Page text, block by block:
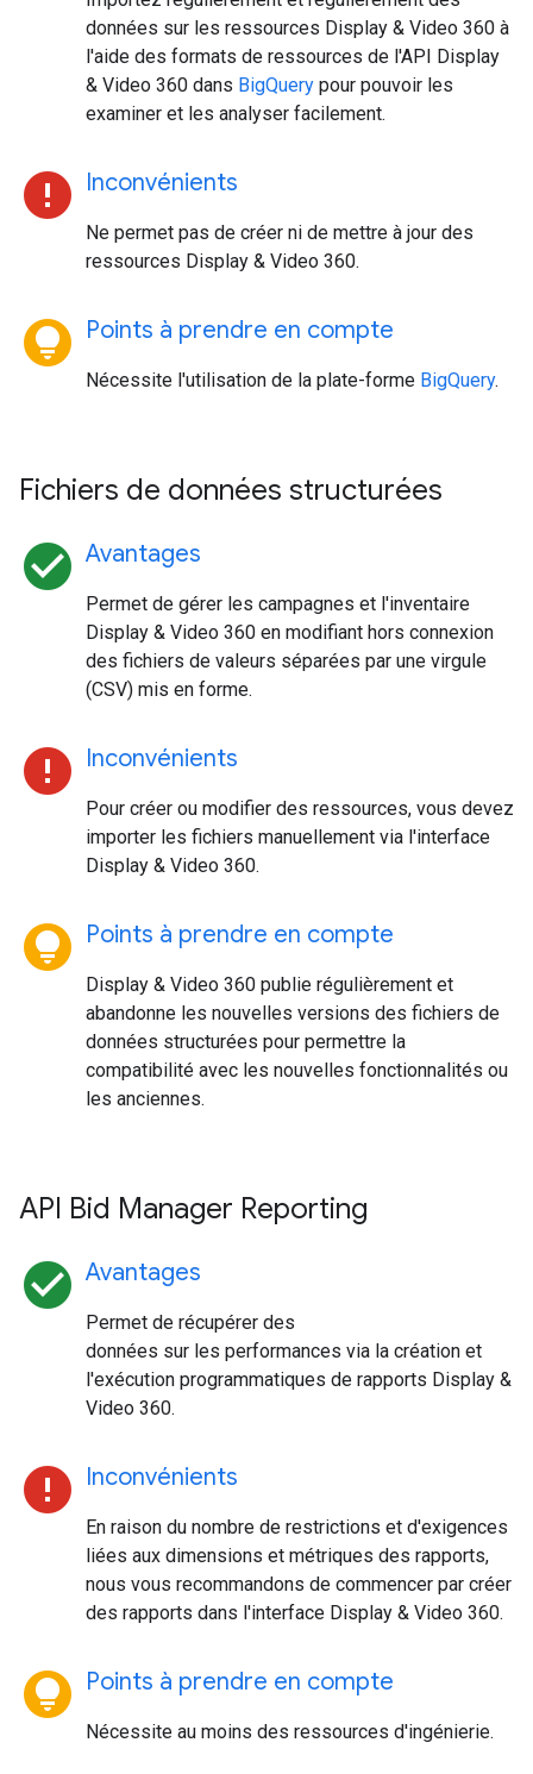
données sur les ressources Display & Video 360 à
l'aide des formats de ressources de l'API Display
& Video 360 dans BigQuery pour pouvoir les
examiner et les analyser facilement.
error Inconvénients
Ne permet pas de créer ni de mettre à jour des
ressources Display & Video 360.
lightbulb_circle Points à prendre en compte
Nécessite l'utilisation de la plate-forme BigQuery.
Fichiers de données structurées
check_circle Avantages
Permet de gérer les campagnes et l'inventaire
Display & Video 360 en modifiant hors connexion
des fichiers de valeurs séparées par une virgule
(CSV) mis en forme.
error Inconvénients
Pour créer ou modifier des ressources, vous devez
importer les fichiers manuellement via l'interface
Display & Video 360.
lightbulb_circle Points à prendre en compte
Display & Video 360 publie régulièrement et
abandonne les nouvelles versions des fichiers de
données structurées pour permettre la
compatibilité avec les nouvelles fonctionnalités ou
les anciennes.
API Bid Manager Reporting
check_circle Avantages
Permet de récupérer des
données sur les performances via la création et
l'exécution programmatiques de rapports Display &
Video 360.
error Inconvénients
En raison du nombre de restrictions et d'exigences
liées aux dimensions et métriques des rapports,
nous vous recommandons de commencer par créer
des rapports dans l'interface Display & Video 360.
lightbulb_circle Points à prendre en compte
Nécessite au moins des ressources d'ingénierie.